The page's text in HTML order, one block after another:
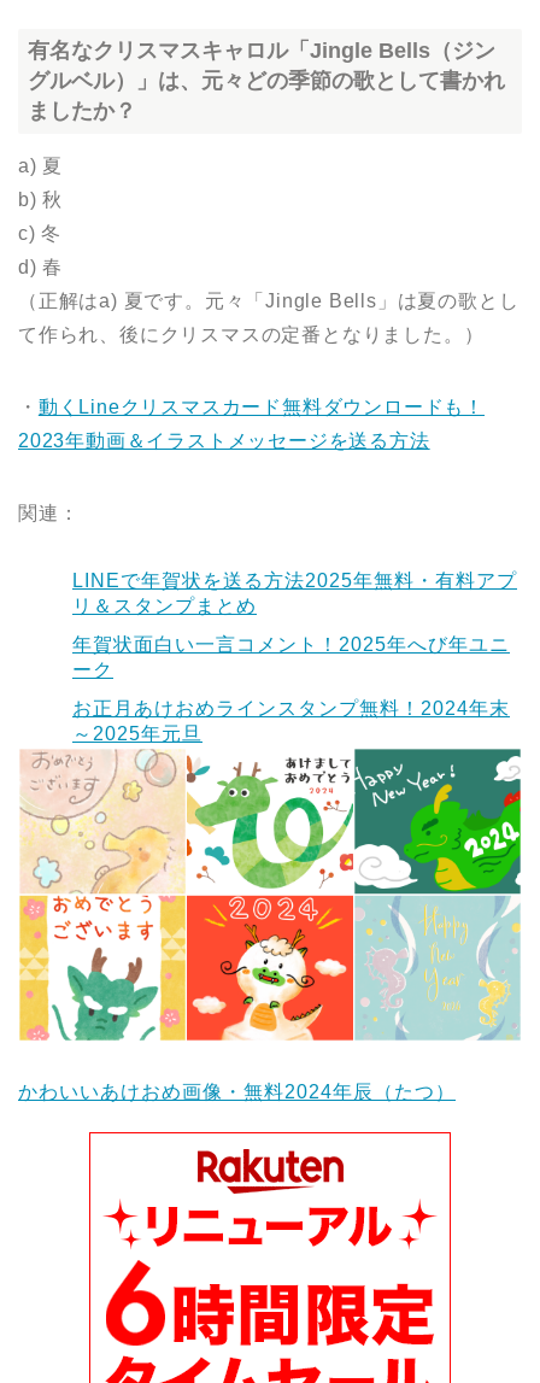
有名なクリスマスキャロル「Jingle Bells（ジン
グルベル）」は、元々どの季節の歌として書かれ
ましたか？
a) 夏
b) 秋
c) 冬
d) 春
（正解はa) 夏です。元々「Jingle Bells」は夏の歌とし
て作られ、後にクリスマスの定番となりました。）
・ 動くLineクリスマスカード無料ダウンロードも！
2023年動画＆イラストメッセージを送る方法
関連：
LINEで年賀状を送る方法2025年無料・有料アプ
リ＆スタンプまとめ
年賀状面白い一言コメント！2025年へび年ユニ
ーク
お正月あけおめラインスタンプ無料！2024年末
～2025年元旦
かわいいあけおめ画像・無料2024年辰（たつ）